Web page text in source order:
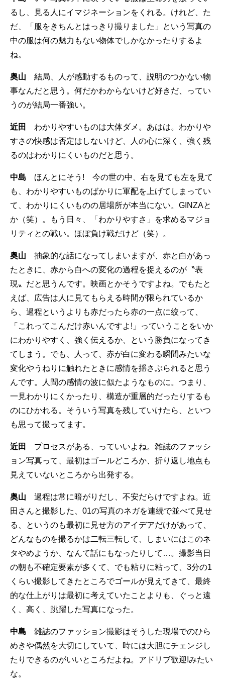
るし、見る人にイマジネーションをくれる。けれど、た
だ、「服をきちんとはっきり撮りました」という写真の
中の服は何の魅力もない物体でしかなかったりするよ
ね。
奥山 結局、人が感動するものって、説明のつかない物
事なんだと思う。何だかわからないけど好きだ、ってい
うのが結局一番強い。
近田
わかりやすいものは大体ダメ。あはは。わかりや
すさの快感は否定はしないけど、人の心に深く、強く残
るのはわかりにくいものだと思う。
中島 ほんとにそう! 今の世の中、右を見ても左を見て
も、わかりやすいものばかりに軍配を上げてしまってい
て、わかりにくいものの居場所が本当にない。GINZAと
か（笑）。もう日々、「わかりやすさ」を求めるマジョ
リティとの戦い。ほぼ負け戦だけど（笑）。
奥山 抽象的な話になってしまいますが、赤と白があっ
たときに、赤から白への変化の過程を捉えるのが〝表
現〟だと思うんです。映画とかそうですよね。でもたと
えば、広告は人に見てもらえる時間が限られているか
ら、過程というよりも赤だったら赤の一点に絞って、
「これってこんだけ赤いんですよ!」っていうことをいか
にわかりやすく、強く伝えるか、という勝負になってき
てしまう。でも、人って、赤が白に変わる瞬間みたいな
変化やうねりに触れたときに感情を揺さぶられると思う
んです。人間の感情の波に似たようなものに。つまり、
一見わかりにくかったり、構造が重層的だったりするも
のにひかれる。そういう写真を残していけたら、といつ
も思って撮ってます。
近田
プロセスがある、っていいよね。雑誌のファッシ
ョン写真って、最初はゴールどころか、折り返し地点も
見えていないところから出発する。
奥山 過程は常に暗がりだし、不安だらけですよね。近
田さんと撮影した、01の写真のネガを連続で並べて見せ
る、というのも最初に見せ方のアイデアだけがあって、
どんなものを撮るかは二転三転して、しまいにはこのネ
タやめようか、なんて話にもなったりして…。撮影当日
の朝も不確定要素が多くて、でも粘りに粘って、3分の1
くらい撮影してきたところでゴールが見えてきて、最終
的な仕上がりは最初に考えていたことよりも、ぐっと遠
く、高く、跳躍した写真になった。
中島 雑誌のファッション撮影はそうした現場でのひら
めきや偶然を大切にしていて、時には大胆にチェンジし
たりできるのがいいところだよね。アドリブ歓迎!みたい
な。